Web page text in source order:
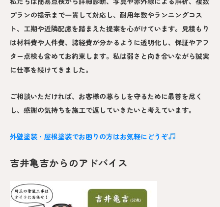
プランの提示まで一貫して対応し、耐用年数やランニングコス
ト、工期や近隣配慮を踏まえた提案を心がけています。見積もり
は材料費や人件費、諸経費が分かるように透明化し、保証やアフ
ター点検も含めてお約束します。私は弱さと向き合いながら誠実
に仕事を続けてきました。
ご相談いただければ、お客様の暮らしを守るために最善を尽く
し、感謝の気持ちを施工で返していきたいと考えています。
外壁塗装・屋根塗装でお困りの方はお気軽にどうぞ
吉井亀吉からのアドバイス